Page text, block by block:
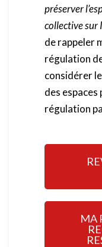
préserver
collective sur
de rappeler
régulation
considérer
des espaces
régulation
MA